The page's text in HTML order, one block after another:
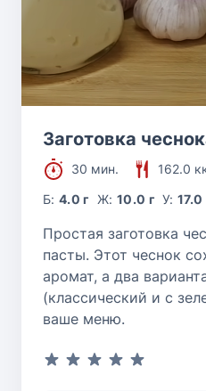
Заготовка
30 мин.
162.0
Б:4.0 г Ж: 10.0 г У:17.0
Простая заготовка
пасты. Этот чеснок
аромат, а два
(классический и с
ваше меню.